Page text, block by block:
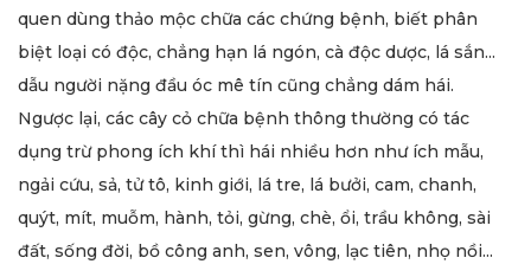
quen dùng thảo mộc chữa các chứng bệnh, biết phân
biệt loại có độc, chẳng hạn lá ngón, cà độc dược, lá sắn...
dẫu người nặng đầu óc mê tín cũng chẳng dám hái.
Ngược lại, các cây cỏ chữa bệnh thông thường có tác
dụng trừ phong ích khí thì hái nhiều hơn như ích mẫu,
ngải cứu, sả, tử tô, kinh giới, lá tre, lá bưởi, cam, chanh,
quýt, mít, muỗm, hành, tỏi, gừng, chè, ổi, trầu không, sài
đất, sống đời, bồ công anh, sen, vông, lạc tiên, nhọ nồi...